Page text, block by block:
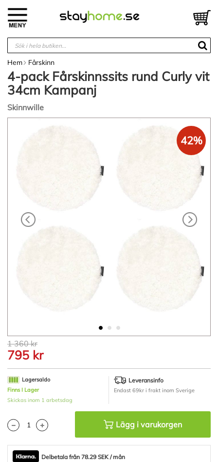
innehållet
Hem Fårskinn
4-pack Fårskinnssits rund Curly vit
34cm Kampanj
Skinnwille
Hoppa
till
början
av
bildgalleriet
42%
1 360 kr
795 kr
Lagersaldo
Finns I Lager
Skickas inom 1 arbetsdag
Leveransinfo
Endast 69kr i frakt inom Sverige
Lägg i varukorgen
Delbetala från 78.29 SEK / mån